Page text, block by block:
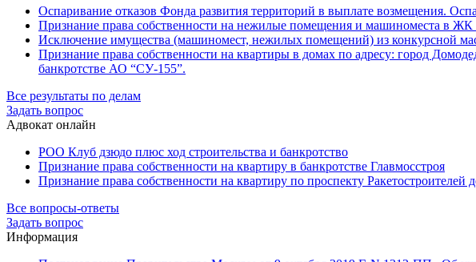
Оспаривание отказов Фонда развития территорий в выплате возмещения.
Признание права собственности на нежилые помещения и машиноместа в
Исключение имущества (машиномест, нежилых помещений) из конкурсной
Признание права собственности на квартиры в домах по адресу: город
банкротстве АО “СУ-155”.
Все результаты по делам
Задать вопрос
Адвокат онлайн
РОО Клуб дзюдо плюс ход строительства и банкротство
Признание права собственности на квартиру в банкротстве Главмосстроя
Признание права собственности на квартиру по проспекту
Все вопросы-ответы
Задать вопрос
Информация